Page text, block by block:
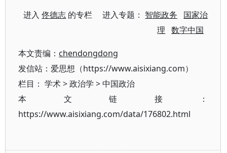
进入佟德志 的专栏 进入专题： 智能政务
国家治
理
数字中国
本文责编： chendongdong
发信站：爱思想（https://www.aisixiang.com）
栏目： 学术>政治学 >中国政治
本文链接：
https://www.aisixiang.com/data/176802.html